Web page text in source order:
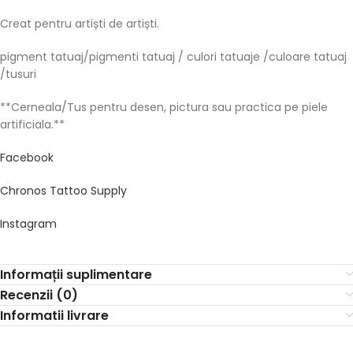
Creat pentru artiști de artiști.
pigment tatuaj/pigmenti tatuaj / culori tatuaje /culoare tatuaj
/tusuri
**Cerneala/Tus pentru desen, pictura sau practica pe piele
artificiala.**
Facebook
Chronos Tattoo Supply
Instagram
Informații suplimentare
Recenzii (0)
Informatii livrare